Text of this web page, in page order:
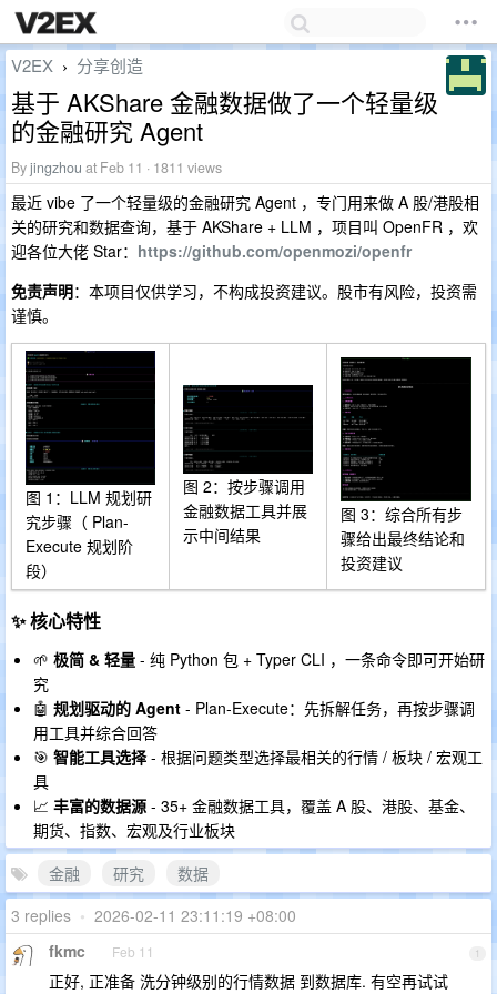
V2EX › 分享创造
基于 AKShare 金融数据做了一个轻量级
的金融研究 Agent
Byjingzhou at Feb 11 · 1811 views
最近 vibe 了一个轻量级的金融研究 Agent ，专门用来做 A 股/港股相
关的研究和数据查询，基于 AKShare + LLM ，项目叫 OpenFR ，欢
迎各位大佬 Star： https://github.com/openmozi/openfr
免责声明：本项目仅供学习，不构成投资建议。股市有风险，投资需
谨慎。
图 1：LLM 规划研
究步骤（ Plan-
Execute 规划阶
段）
图 2：按步骤调用
金融数据工具并展
示中间结果
图 3：综合所有步
骤给出最终结论和
投资建议
✨ 核心特性
🌱 极简 & 轻量 - 纯 Python 包 + Typer CLI ，一条命令即可开始研
究
🤖 规划驱动的 Agent - Plan-Execute：先拆解任务，再按步骤调
用工具并综合回答
🎯 智能工具选择- 根据问题类型选择最相关的行情 / 板块 / 宏观工
具
📈 丰富的数据源 - 35+ 金融数据工具，覆盖 A 股、港股、基金、
期货、指数、宏观及行业板块
金融
研究
数据
3 replies • 2026-02-11 23:11:19 +08:00
1
fkmc Feb 11
正好, 正准备 洗分钟级别的行情数据 到数据库. 有空再试试